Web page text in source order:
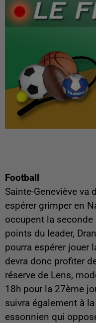
Football
Sainte-Geneviève va
espérer grimper en
occupent la seconde
points du leader,
pourra espérer jouer
devra donc profiter
réserve de Lens,
18h pour la 27ème
suivra également à
essonnien qui